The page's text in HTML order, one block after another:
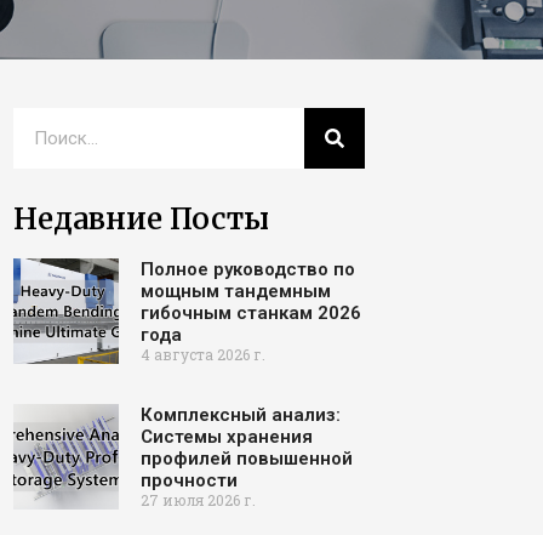
Недавние Посты
Полное руководство по
мощным тандемным
гибочным станкам 2026
года
4 августа 2026 г.
Комплексный анализ:
Системы хранения
профилей повышенной
прочности
27 июля 2026 г.